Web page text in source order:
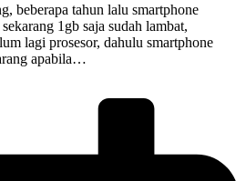
beberapa tahun lalu smartphone
1gb saja sudah lambat,
lagi prosesor, dahulu smartphone
apabila…